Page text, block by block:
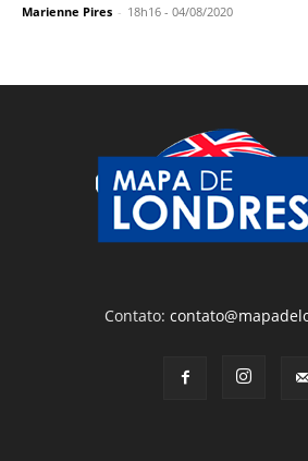
Marienne Pires - 18h16 - 04/08/2020
Contato: